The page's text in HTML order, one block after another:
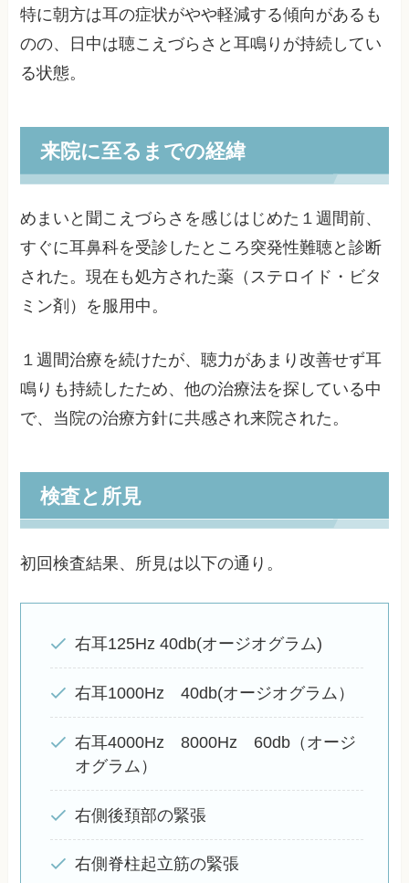
特に朝方は耳の症状がやや軽減する傾向があるも
のの、日中は聴こえづらさと耳鳴りが持続してい
る状態。
来院に至るまでの経緯
めまいと聞こえづらさを感じはじめた１週間前、
すぐに耳鼻科を受診したところ突発性難聴と診断
された。現在も処方された薬（ステロイド・ビタ
ミン剤）を服用中。
１週間治療を続けたが、聴力があまり改善せず耳
鳴りも持続したため、他の治療法を探している中
で、当院の治療方針に共感され来院された。
検査と所見
初回検査結果、所見は以下の通り。
右耳125Hz 40db(オージオグラム)
右耳1000Hz 40db(オージオグラム）
右耳4000Hz 8000Hz 60db（オージ
オグラム）
右側後頚部の緊張
右側脊柱起立筋の緊張